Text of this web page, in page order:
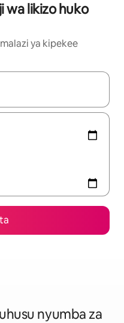
wa likizo huko
ya kipekee
kwa kutumia vitufe vya
nyumba za